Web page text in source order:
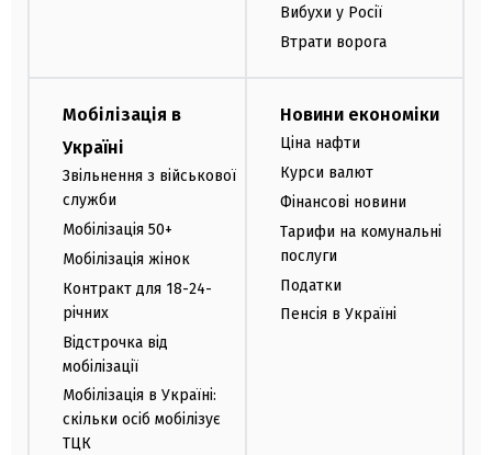
Вибухи у Росії
Втрати ворога
Мобілізація в
Україні
Звільнення з військової
служби
Мобілізація 50+
Мобілізація жінок
Контракт для 18-24-
річних
Відстрочка від
мобілізації
Мобілізація в Україні:
скільки осіб мобілізує
ТЦК
Новини економіки
Ціна нафти
Курси валют
Фінансові новини
Тарифи на комунальні
послуги
Податки
Пенсія в Україні